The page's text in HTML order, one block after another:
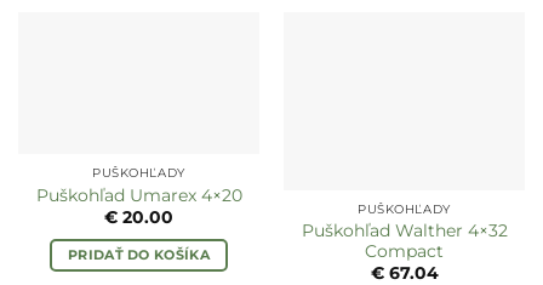
PUŠKOHĽADY
Puškohľad Umarex 4×20
€ 20.00
PRIDAŤ DO KOŠÍKA
PUŠKOHĽADY
Puškohľad Walther 4×32
Compact
€67.04